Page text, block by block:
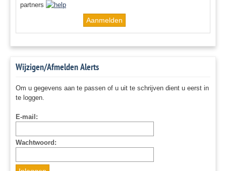
partners
Wijzigen/Afmelden Alerts
Om u gegevens aan te passen of u uit te schrijven dient u eerst in
te loggen.
E-mail:
Wachtwoord: